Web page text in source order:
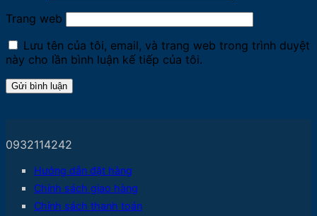
Trang web
Lưu tên của tôi, email, và trang web trong trình duyệt
này cho lần bình luận kế tiếp của tôi.
0932114242
Hướng dẫn đặt hàng
Chính sách giao hàng
Chính sách thanh toán